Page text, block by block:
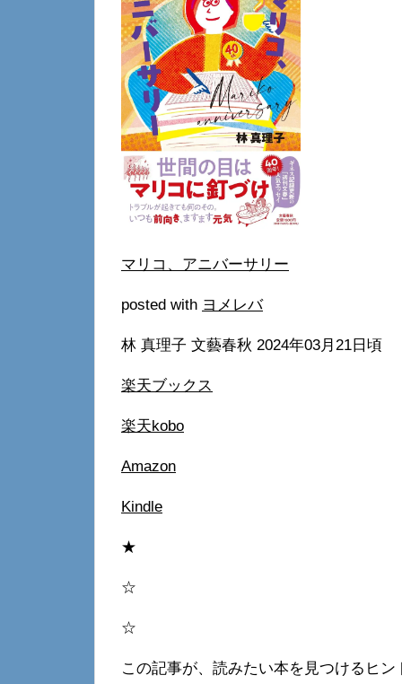
マリコ、アニバーサリー
posted with ヨメレバ
林 真理子 文藝春秋 2024年03月21日頃
楽天ブックス
楽天kobo
Amazon
Kindle
★
☆
☆
この記事が、読みたい本を見つけるヒ